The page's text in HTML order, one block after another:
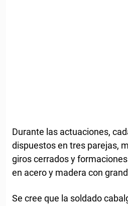
Durante las actuaciones,
dispuestos en tres parejas,
giros cerrados y
en acero y madera con
Se cree que la soldado